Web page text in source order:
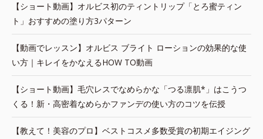
【ショート動画】オルビス初のティントリップ「とろ蜜ティン
ト」おすすめの塗り方3パターン
【動画でレッスン】オルビス ブライト ローションの効果的な使
い方｜キレイをかなえるHOW TO動画
【ショート動画】毛穴レスでなめらかな「つる凛肌*」はこうつ
くる！新・高密着なめらかファンデの使い方のコツを伝授
【教えて！美容のプロ】ベストコスメ多数受賞の初期エイジング